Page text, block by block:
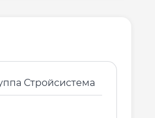
Стройсистема